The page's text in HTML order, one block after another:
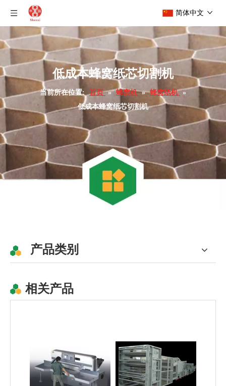
简体中文
低成本蜂窝纸芯切割机
当前所在位置: 首页 » 蜂窝机 » 蜂窝纸机 »
低成本蜂窝纸芯切割机
产品类别
相关产品
高速蜂窝纸切割机 半自动蜂窝纸生产机
高效半自动蜂窝纸连接机